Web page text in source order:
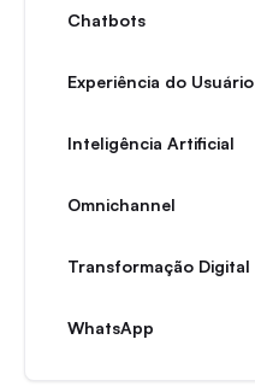
Chatbots
Experiência do Usuário
Inteligência Artificial
Omnichannel
Transformação Digital
WhatsApp